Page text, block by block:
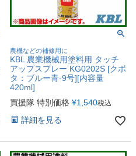
農機などの補修用に
KBL 農業機械用塗料用 タッチ
アップスプレー KG0202S [クボ
タ：ブルー青-9号][内容量
420ml]
買援隊 特別価格 ¥1,540税込
詳細を見る